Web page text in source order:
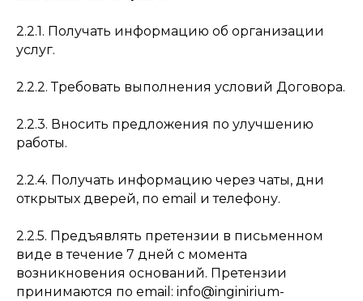
2.2.1. Получать информацию об организации
услуг.
2.2.2. Требовать выполнения условий Договора.
2.2.3. Вносить предложения по улучшению
работы.
2.2.4. Получать информацию через чаты, дни
открытых дверей, по email и телефону.
2.2.5. Предъявлять претензии в письменном
виде в течение 7 дней с момента
возникновения оснований. Претензии
принимаются по email: info@inginirium-